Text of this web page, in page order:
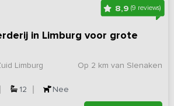
8,9(9 reviews)
in Limburg voor grote
Op 2 km van Slenaken
Limburg
12 Nee